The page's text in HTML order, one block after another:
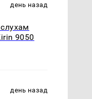
день назад
9050
день назад